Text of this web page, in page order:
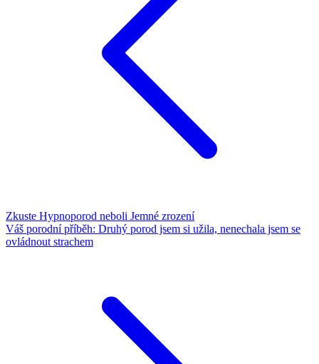
Zkuste Hypnoporod neboli Jemné zrození
Váš porodní příběh: Druhý porod jsem si užila, nenechala jsem se
ovládnout strachem